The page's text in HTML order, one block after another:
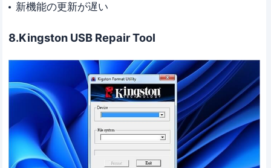
新機能の更新が遅い
8.Kingston USB Repair Tool